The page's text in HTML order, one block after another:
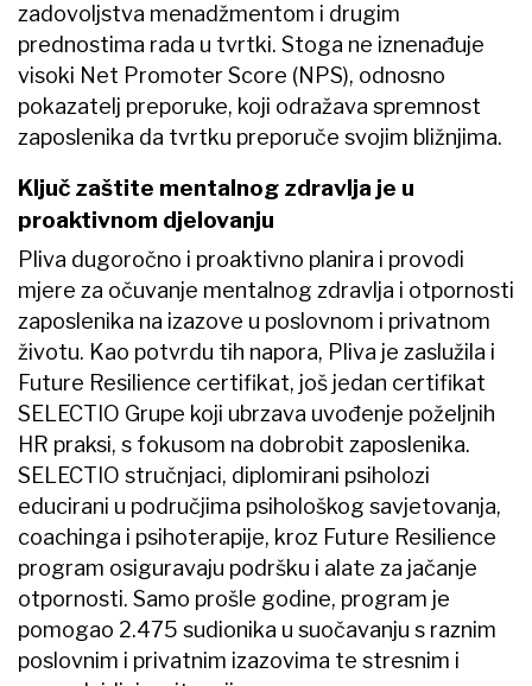
zadovoljstva menadžmentom i drugim
prednostima rada u tvrtki. Stoga ne iznenađuje
visoki Net Promoter Score (NPS), odnosno
pokazatelj preporuke, koji odražava spremnost
zaposlenika da tvrtku preporuče svojim bližnjima.
Ključ zaštite mentalnog zdravlja je u
proaktivnom djelovanju
Pliva dugoročno i proaktivno planira i provodi
mjere za očuvanje mentalnog zdravlja i otpornosti
zaposlenika na izazove u poslovnom i privatnom
životu. Kao potvrdu tih napora, Pliva je zaslužila i
Future Resilience certifikat, još jedan certifikat
SELECTIO Grupe koji ubrzava uvođenje poželjnih
HR praksi, s fokusom na dobrobit zaposlenika.
SELECTIO stručnjaci, diplomirani psiholozi
educirani u područjima psihološkog savjetovanja,
coachinga i psihoterapije, kroz Future Resilience
program osiguravaju podršku i alate za jačanje
otpornosti. Samo prošle godine, program je
pomogao 2.475 sudionika u suočavanju s raznim
poslovnim i privatnim izazovima te stresnim i